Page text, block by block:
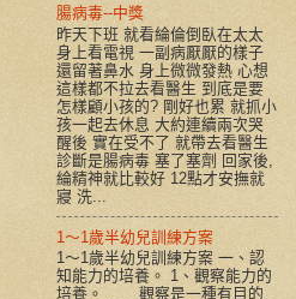
腸病毒--中獎
昨天下班 就看綸倫倒臥在太太
身上看電視 一副病厭厭的樣子
還留著鼻水 身上微微發熱 心想
這樣都不拉去看醫生 到底是要
怎樣顧小孩的? 剛好也累 就抓小
孩一起去休息 大約連續兩次哭
醒後 實在受不了 就帶去看醫生
診斷是腸病毒 塞了塞劑 回家後,
綸精神就比較好 12點才安撫就
寢 洗...
1～1歲半幼兒訓練方案
1～1歲半幼兒訓練方案 一、認
知能力的培養。 1、觀察能力的
培養。 觀察是一種有目的